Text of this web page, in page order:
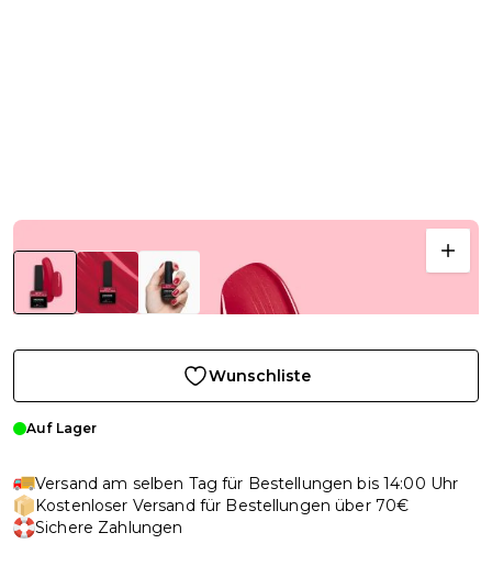
Wunschliste
Auf Lager
Versand am selben Tag für Bestellungen bis 14:00 Uhr
Kostenloser Versand für Bestellungen über 70€
Sichere Zahlungen